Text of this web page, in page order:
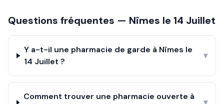
Questions fréquentes — Nîmes le 14 Juillet
Y a-t-il une pharmacie de garde à Nîmes le
14 Juillet ?
▾
Comment trouver une pharmacie ouverte à